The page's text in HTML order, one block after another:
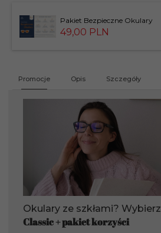
Pakiet Bezpieczne Okulary
49,00 PLN
Promocje Opis Szczegóły
Okulary ze szkłami? Wybierz
Classic + pakiet korzyści